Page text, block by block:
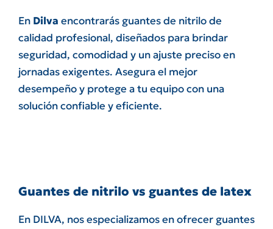
En Dilva encontrarás guantes de nitrilo de
calidad profesional, diseñados para brindar
seguridad, comodidad y un ajuste preciso en
jornadas exigentes. Asegura el mejor
desempeño y protege a tu equipo con una
solución confiable y eficiente.
Guantes de nitrilo vs guantes de latex
En DILVA, nos especializamos en ofrecer guantes